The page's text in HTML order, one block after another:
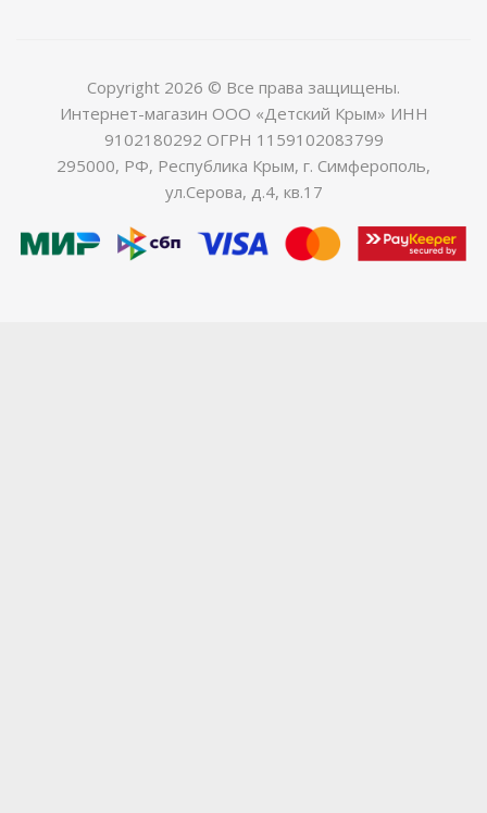
Copyright 2026 © Все права защищены.
Интернет-магазин ООО «Детский Крым» ИНН
9102180292 ОГРН 1159102083799
295000, РФ, Республика Крым, г. Симферополь,
ул.Серова, д.4, кв.17